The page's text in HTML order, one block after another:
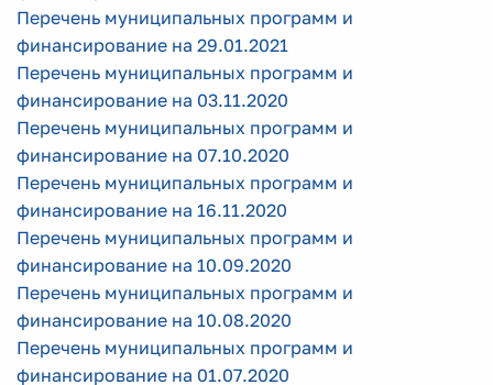
Перечень муниципальных программ и
финансирование на 29.01.2021
Перечень муниципальных программ и
финансирование на 03.11.2020
Перечень муниципальных программ и
финансирование на 07.10.2020
Перечень муниципальных программ и
финансирование на 16.11.2020
Перечень муниципальных программ и
финансирование на 10.09.2020
Перечень муниципальных программ и
финансирование на 10.08.2020
Перечень муниципальных программ и
финансирование на 01.07.2020